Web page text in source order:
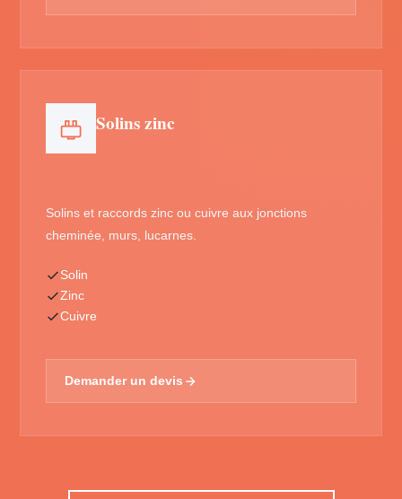
Solins zinc
Solins et raccords zinc ou cuivre aux jonctions
cheminée, murs, lucarnes.
Solin
Zinc
Cuivre
Demander un devis